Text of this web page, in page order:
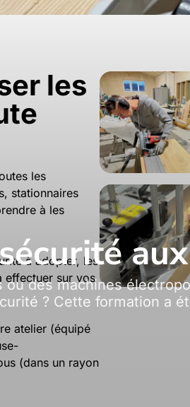
ou des machines
? Cette formation a
les
les
stationnaires
à les
à adopter, les
effectuer sur vos
atelier (équipé
(dans un rayon